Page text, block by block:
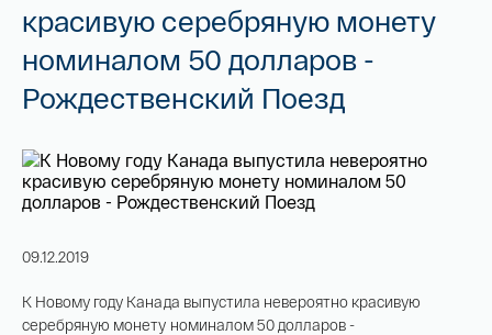
Скидки
Магазин
На связи с 9:00 до 18:00 (понедельник – пятница)
8800 505
04 76
красивую серебряную монету
номиналом 50 долларов -
Рождественский Поезд
09.12.2019
К Новому году Канада выпустила невероятно красивую
серебряную монету номиналом 50 долларов -